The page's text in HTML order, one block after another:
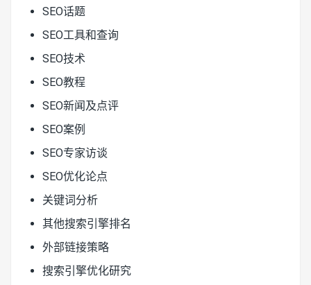
SEO话题
SEO工具和查询
SEO技术
SEO教程
SEO新闻及点评
SEO案例
SEO专家访谈
SEO优化论点
关键词分析
其他搜索引擎排名
外部链接策略
搜索引擎优化研究